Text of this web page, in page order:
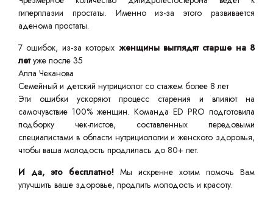
гиперплазии простаты. Именно из-за этого развивается
аденома простаты.
7 ошибок, из-за которых женщины выглядят старше на 8
летуже после 35
Алла Чеканова
Семейный и детский нутрициолог со стажем более 8 лет
Эти ошибки ускоряют процесс старения и влияют на
самочувствие 100% женщин. Команда ED PRO подготовила
подборку чек-листов, составленных передовыми
специалистами в области нутрициологии и женского здоровья,
чтобы ваша молодость продлилась до 80+ лет.
И да, это бесплатно! Мы искренне хотим помочь Вам
улучшить ваше здоровье, продлить молодость и красоту.